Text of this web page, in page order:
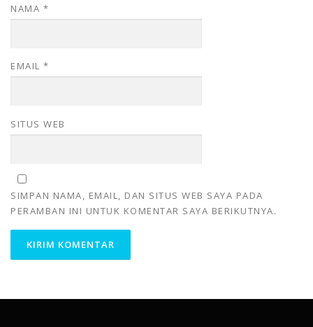
NAMA *
EMAIL *
SITUS WEB
SIMPAN NAMA, EMAIL, DAN SITUS WEB SAYA PADA
PERAMBAN INI UNTUK KOMENTAR SAYA BERIKUTNYA.